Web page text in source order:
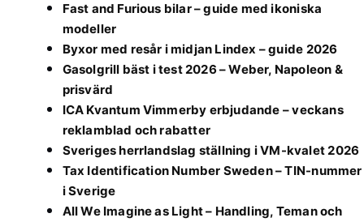
Fast and Furious bilar – guide med ikoniska
modeller
Byxor med resår i midjan Lindex – guide 2026
Gasolgrill bäst i test 2026 – Weber, Napoleon &
prisvärd
ICA Kvantum Vimmerby erbjudande – veckans
reklamblad och rabatter
Sveriges herrlandslag ställning i VM-kvalet 2026
Tax Identification Number Sweden – TIN-nummer
i Sverige
All We Imagine as Light – Handling, Teman och